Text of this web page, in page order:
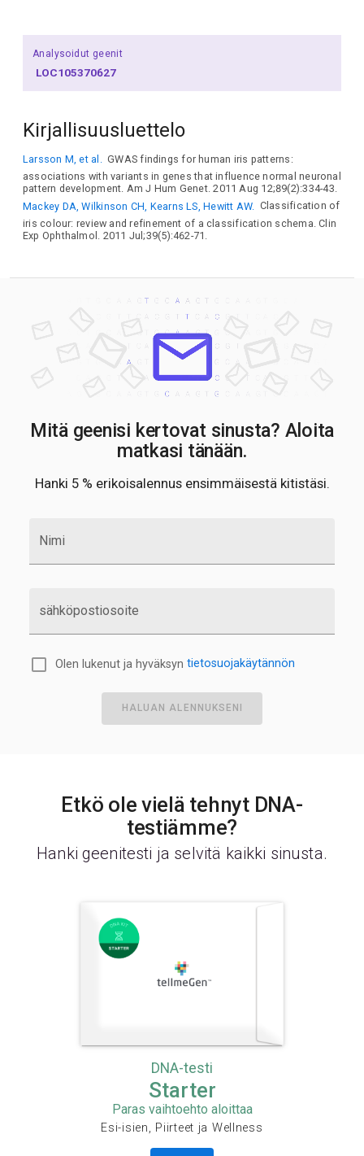
Analysoidut geenit
LOC105370627
Kirjallisuusluettelo
Larsson M, et al. GWAS findings for human iris patterns:
associations with variants in genes that influence normal neuronal
pattern development. Am J Hum Genet. 2011 Aug 12;89(2):334-43.
Mackey DA, Wilkinson CH, Kearns LS, Hewitt AW. Classification of
iris colour: review and refinement of a classification schema. Clin
Exp Ophthalmol. 2011 Jul;39(5):462-71.
Mitä geenisi kertovat sinusta? Aloita
matkasi tänään.
Hanki 5 % erikoisalennus ensimmäisestä kitistäsi.
Nimi
sähköpostiosoite
Olen lukenut ja hyväksyn tietosuojakäytännön
HALUAN ALENNUKSENI
Etkö ole vielä tehnyt DNA-
testiämme?
Hanki geenitesti ja selvitä kaikki sinusta.
DNA-testi
Starter
Paras vaihtoehto aloittaa
Esi-isien, Piirteet ja Wellness